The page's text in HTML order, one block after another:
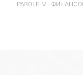
PAROLE-M -